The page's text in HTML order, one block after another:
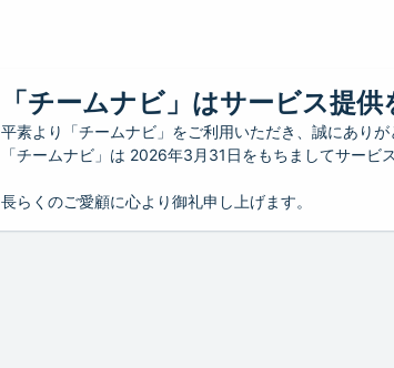
「チームナビ」はサービス提
平素より「チームナビ」をご利用いただき、誠にありが
「チームナビ」は 2026年3月31日をもちましてサービ
長らくのご愛顧に心より御礼申し上げます。